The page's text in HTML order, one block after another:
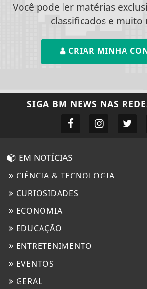
Você pode ler matérias
classificados e muito
CRIAR MINHA
SIGA BM NEWS NAS
EM NOTÍCIAS
CIÊNCIA & TECNOLOGIA
CURIOSIDADES
ECONOMIA
EDUCAÇÃO
ENTRETENIMENTO
EVENTOS
GERAL